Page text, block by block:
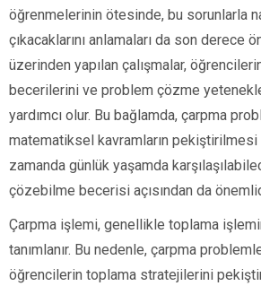
öğrenmelerinin ötesinde, bu sorunlarla
çıkacaklarını anlamaları da son derece
üzerinden yapılan çalışmalar,
becerilerini ve problem çözme
yardımcı olur. Bu bağlamda, çarpma
matematiksel kavramların pekiştirilmesi
zamanda günlük yaşamda
çözebilme becerisi açısından da
Çarpma işlemi, genellikle toplama
tanımlanır. Bu nedenle, çarpma
öğrencilerin toplama stratejilerini